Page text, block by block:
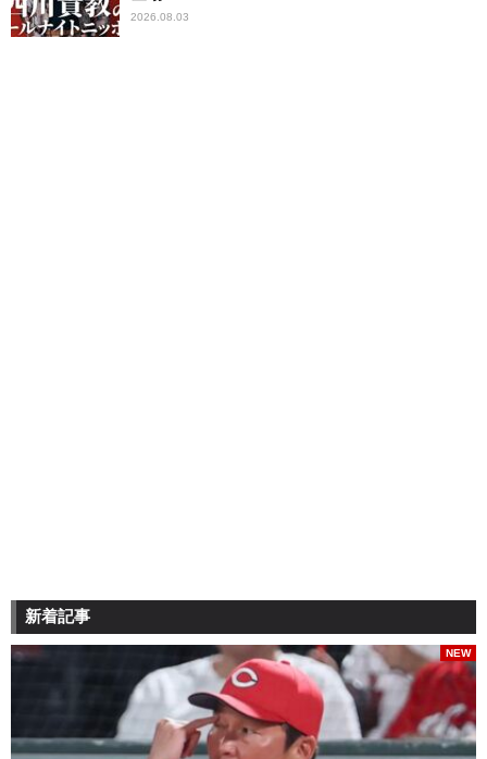
2026.08.03
新着記事
NEW